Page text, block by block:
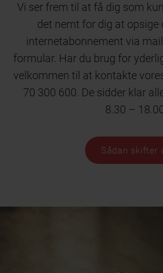
Vi ser frem til at få dig som
det nemt for dig at opsige
internetabonnement via
formular. Har du brug for
velkommen til at kontakte
70 300 600. De sidder klar
8.30 –
Sådan skifter